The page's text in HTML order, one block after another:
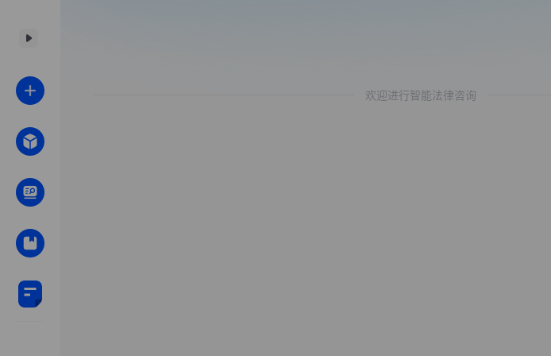
欢迎进行智能法律咨询